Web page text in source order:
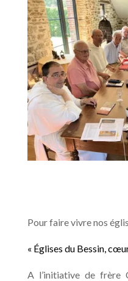
Pour faire vivre nos
« Églises du Bessin,
A l’initiative de frère